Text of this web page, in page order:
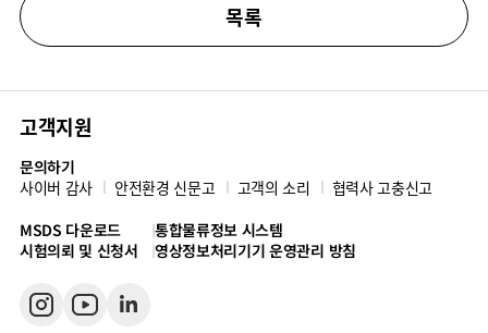
목록
고객지원
문의하기
사이버 감사
안전환경 신문고 고객의 소리
협력사 고충신고
MSDS 다운로드
시험의뢰 및 신청서
통합물류정보 시스템
영상정보처리기기 운영관리 방침